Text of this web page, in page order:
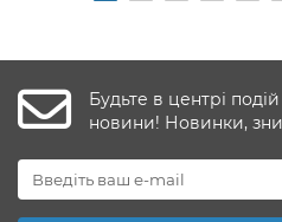
Будьте в центрі
новини! Новинки,